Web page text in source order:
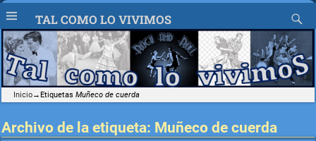
TAL COMO LO VIVIMOS
Inicio→EtiquetasMuñeco de cuerda
Archivo de la etiqueta: Muñeco de cuerda